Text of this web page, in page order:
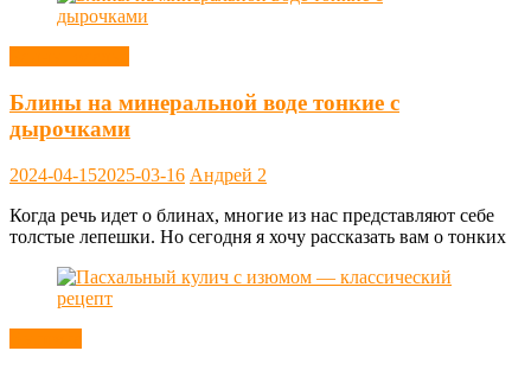
Блины на минеральной воде тонкие с
дырочками
2024-04-152025-03-16 Андрей 2
Когда речь идет о блинах, многие из нас представляют себе
толстые лепешки. Но сегодня я хочу рассказать вам о тонких